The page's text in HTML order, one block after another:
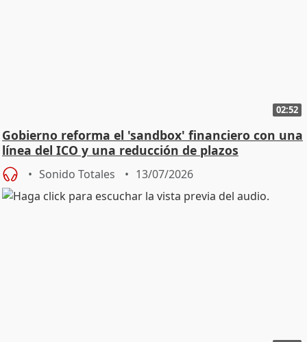
02:52
Gobierno reforma el 'sandbox' financiero con una
línea del ICO y una reducción de plazos
Sonido Totales 13/07/2026